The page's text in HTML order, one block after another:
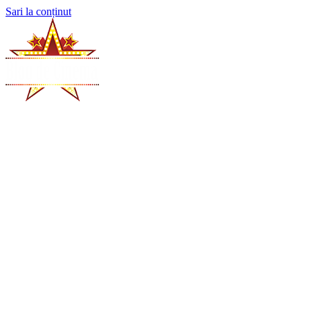
Sari la conținut